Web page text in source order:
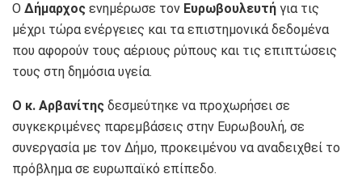
Ο Δήμαρχος ενημέρωσε τον Ευρωβουλευτή για τις
μέχρι τώρα ενέργειες και τα επιστημονικά δεδομένα
που αφορούν τους αέριους ρύπους και τις επιπτώσεις
τους στη δημόσια υγεία.
Ο κ. Αρβανίτης δεσμεύτηκε να προχωρήσει σε
συγκεκριμένες παρεμβάσεις στην Ευρωβουλή, σε
συνεργασία με τον Δήμο, προκειμένου να αναδειχθεί το
πρόβλημα σε ευρωπαϊκό επίπεδο.